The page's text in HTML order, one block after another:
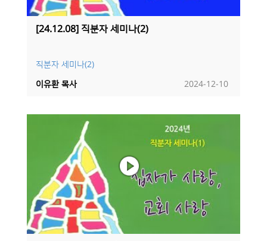
[24.12.08] 직분자 세미나(2)
직분자 세미나(2)
2024-12-10
이유환 목사